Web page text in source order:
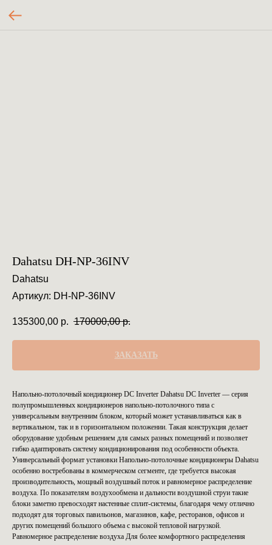
Dahatsu DH-NP-36INV
Dahatsu
Артикул: DH-NP-36INV
135300,00 р. 170000,00 р.
ЗАКАЗАТЬ
Напольно-потолочный кондиционер DC Inverter Dahatsu DC Inverter — серия
полупромышленных кондиционеров напольно-потолочного типа с
универсальным внутренним блоком, который может устанавливаться как в
вертикальном, так и в горизонтальном положении. Такая конструкция делает
оборудование удобным решением для самых разных помещений и позволяет
гибко адаптировать систему кондиционирования под особенности объекта.
Универсальный формат установки Напольно-потолочные кондиционеры Dahatsu
особенно востребованы в коммерческом сегменте, где требуется высокая
производительность, мощный воздушный поток и равномерное распределение
воздуха. По показателям воздухообмена и дальности воздушной струи такие
блоки заметно превосходят настенные сплит-системы, благодаря чему отлично
подходят для торговых павильонов, магазинов, кафе, ресторанов, офисов и
других помещений большого объема с высокой тепловой нагрузкой.
Равномерное распределение воздуха Для более комфортного распределения